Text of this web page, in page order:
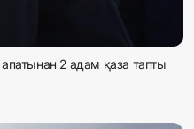
2 адам қаза тапты